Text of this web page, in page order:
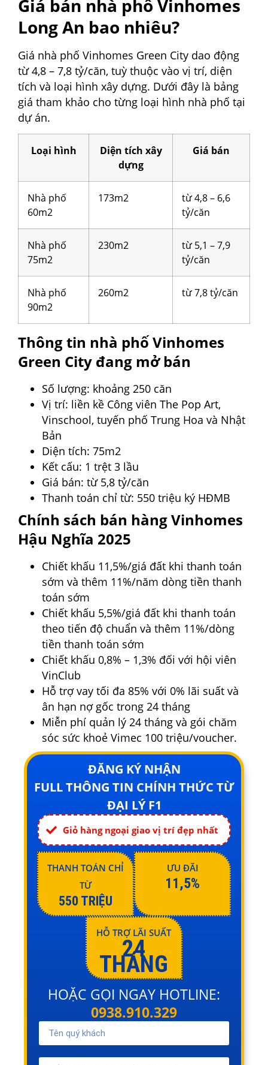
Giá bán nhà phố Vinhomes
Long An bao nhiêu?
Giá nhà phố Vinhomes Green City dao động
từ 4,8 – 7,8 tỷ/căn, tuỳ thuộc vào vị trí, diện
tích và loại hình xây dựng. Dưới đây là bảng
giá tham khảo cho từng loại hình nhà phố tại
dự án.
Loại hình
Diện tích xây
dựng
Giá bán
Nhà phố
60m2
173m2
từ 4,8 – 6,6
tỷ/căn
Nhà phố
75m2
230m2
từ 5,1 – 7,9
tỷ/căn
Nhà phố
90m2
260m2 từ 7,8 tỷ/căn
Thông tin nhà phố Vinhomes
Green City đang mở bán
Số lượng: khoảng 250 căn
Vị trí: liền kề Công viên The Pop Art,
Vinschool, tuyến phố Trung Hoa và Nhật
Bản
Diện tích: 75m2
Kết cấu: 1 trệt 3 lầu
Giá bán: từ 5,8 tỷ/căn
Thanh toán chỉ từ: 550 triệu ký HĐMB
Chính sách bán hàng Vinhomes
Hậu Nghĩa 2025
Chiết khấu 11,5%/giá đất khi thanh toán
sớm và thêm 11%/năm dòng tiền thanh
toán sớm
Chiết khấu 5,5%/giá đất khi thanh toán
theo tiến độ chuẩn và thêm 11%/dòng
tiền thanh toán sớm
Chiết khấu 0,8% – 1,3% đối với hội viên
VinClub
Hỗ trợ vay tối đa 85% với 0% lãi suất và
ân hạn nợ gốc trong 24 tháng
Miễn phí quản lý 24 tháng và gói chăm
sóc sức khoẻ Vimec 100 triệu/voucher.
ĐĂNG KÝ NHẬN
FULL THÔNG TIN CHÍNH THỨC TỪ
ĐẠI LÝ F1
Giỏ hàng ngoại giao vị trí đẹp nhất
THANH TOÁN CHỈ
TỪ
550 TRIỆU
ƯU ĐÃI
11,5%
HỖ TRỢ LÃI SUẤT
24
THÁNG
HOẶC GỌI NGAY HOTLINE:
0938.910.329